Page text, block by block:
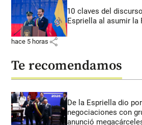
10 claves del
Espriella al asumir la
hace 5 horas share
Te recomendamos
De la Espriella dio
negociaciones con
anunció